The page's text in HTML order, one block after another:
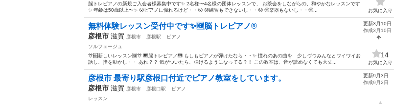
脳トレピアノの新規ご入会者様募集中です✨ 2名様〜4名様の団体レッスンで、 お茶会をしながらの、和やかなレッスンです
✨ 年齢は50歳以上〜✨ 😮ピアノに憧れるけど・・😮 😞練習もできないし・・😞 🥺楽器もないし・・🥺...
お気に入り
無料体験レッスン受付中です✨🆕脳トレピアノ®︎
彦根市 滋賀 彦根市 彦根駅
ピアノ
ソルフェージュ
🎊🆕新しいレッスン🆕🎊 🎹脳トレピアノ🎹 もしもピアノが弾けたなら・・✨ 憧れのあの曲を 少しづつみんなとワイワイお
話し、指を動かし・・ あれ？？ 気がついたら、弾けるようになってる？！ この教室は、音が読めなくても大丈...
更新3月10日
作成3月10日
14
お気に入り
彦根市 最寄り駅彦根口付近でピアノ教室をしています。
彦根市 滋賀 彦根市 彦根口駅
ピアノ
レッスン
更新9月3日
作成9月2日